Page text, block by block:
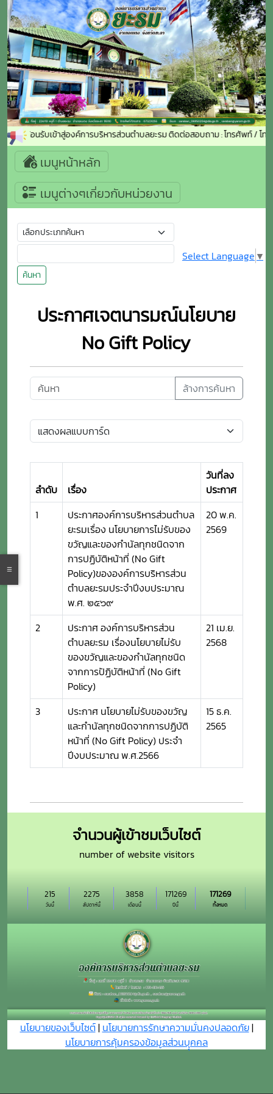
ยินดีต้อนรับเข้าสู่องค์การบริหารส่วนตำบลยะรม ติดต่อสอบถาม : โทรศัพท์ / โทร
เมนูหน้าหลัก
เมนูต่างๆเกี่ยวกับหน่วยงาน
ค้นหา
Select Language ▼
ประกาศเจตนารมณ์นโยบาย
No Gift Policy
ล้างการค้นหา
ลำดับ เรื่อง
วันที่ลง
ประกาศ
1
ประกาศองค์การบริหารส่วนตำบล
ยะรมเรื่อง นโยบายการไม่รับของ
ขวัญและของกำนัลทุกชนิดจาก
การปฏิบัติหน้าที่ (No Gift
Policy)ขององค์การบริหารส่วน
ตำบลยะรมประจำปีงบประมาณ
พ.ศ. ๒๕๖๙
20 พ.ค.
2569
2
ประกาศ องค์การบริหารส่วน
ตำบลยะรม เรื่องนโยบายไม่รับ
ของขวัญและของกำนัลทุกชนิด
จากการปัฏิบัติหน้าที่ (No Gift
Policy)
21 เม.ย.
2568
3
ประกาศ นโยบายไม่รับของขวัญ
และกำนัลทุกชนิดจากการปฏิบัติ
หน้าที่ (No Gift Policy) ประจำ
ปีงบประมาณ พ.ศ.2566
15 ธ.ค.
2565
จำนวนผู้เข้าชมเว็บไซต์
number of website visitors
วันนี้
215
สัปดาห์นี้
2275
เดือนนี้
3858
ปีนี้
171269
ทั้งหมด
171269
นโยบายของเว็บไซต์| นโยบายการรักษาความมั่นคงปลอดภัย|
นโยบายการคุ้มครองข้อมูลส่วนบุุคคล